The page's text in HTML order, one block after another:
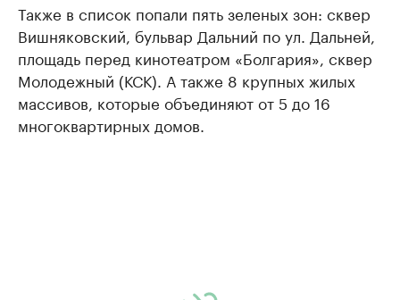
Также в список попали пять зеленых зон: сквер
Вишняковский, бульвар Дальний по ул. Дальней,
площадь перед кинотеатром «Болгария», сквер
Молодежный (КСК). А также 8 крупных жилых
массивов, которые объединяют от 5 до 16
многоквартирных домов.